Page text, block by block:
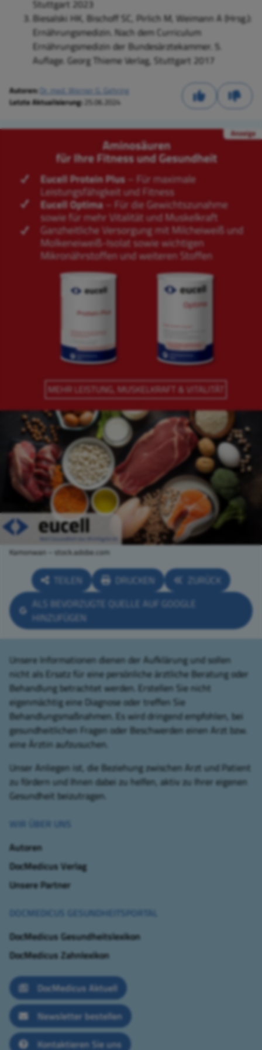
Stuttgart 2023
Biesalski HK, Bischoff SC, Pirlich M, Weimann A (Hrsg.):
Ernährungsmedizin. Nach dem Curriculum
Ernährungsmedizin der Bundesärztekammer. 5.
Auflage. Georg Thieme Verlag, Stuttgart 2017
Autoren: Dr. med. Werner G. Gehring
Letzte Aktualisierung: 25.06.2024
Kamonwan – stock.adobe.com
TEILEN DRUCKEN
ZURÜCK
ALS BEVORZUGTE QUELLE AUF GOOGLE
HINZUFÜGEN
Unsere Informationen dienen der Aufklärung und sollen
nicht als Ersatz für eine persönliche ärztliche Beratung oder
Behandlung betrachtet werden. Erstellen Sie nicht
eigenmächtig eine Diagnose oder treffen Sie
Behandlungsmaßnahmen. Es wird dringend empfohlen, bei
gesundheitlichen Fragen oder Beschwerden einen Arzt bzw.
eine Ärztin aufzusuchen.
Unser Anliegen ist, die Beziehung zwischen Arzt und Patient
zu fördern und Ihnen dabei zu helfen, aktiv zu Ihrer eigenen
Gesundheit beizutragen.
WIR ÜBER UNS
Autoren
DocMedicus Verlag
Unsere Partner
DOCMEDICUS GESUNDHEITSPORTAL
DocMedicus Gesundheitslexikon
DocMedicus Zahnlexikon
DocMedicus Aktuell
Newsletter bestellen
Kontaktieren Sie uns